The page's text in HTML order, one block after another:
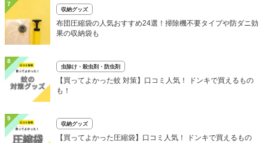
7
収納グッズ
布団圧縮袋の人気おすすめ24選！掃除機不要タイプや防ダニ効
果の収納袋も
8
虫除け・殺虫剤・防虫剤
【買ってよかった蚊 対策】口コミ人気！ ドンキで買えるもの
も！
9
収納グッズ
【買ってよかった圧縮袋】口コミ人気！ ドンキで買えるもの